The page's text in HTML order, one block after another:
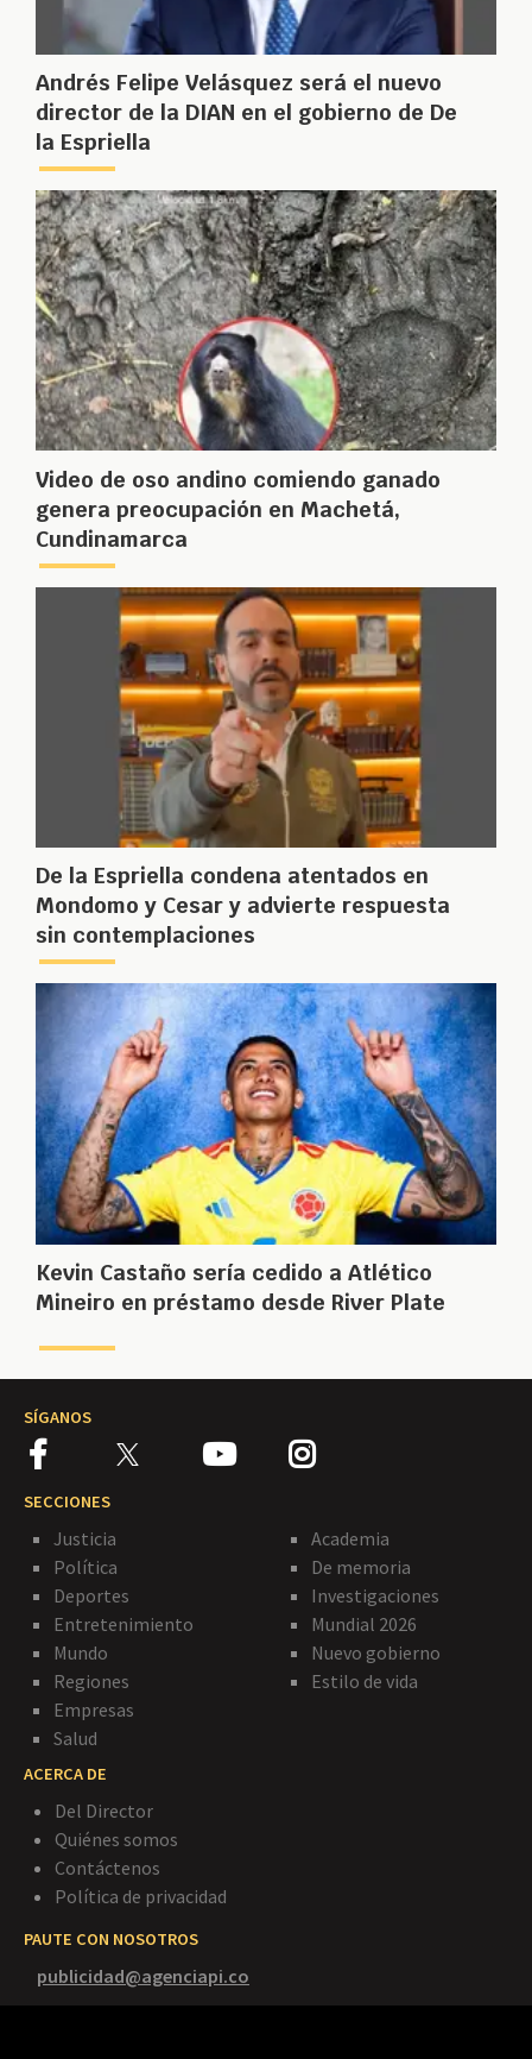
Andrés Felipe Velásquez será el nuevo
director de la DIAN en el gobierno de De
la Espriella
Video de oso andino comiendo ganado
genera preocupación en Machetá,
Cundinamarca
De la Espriella condena atentados en
Mondomo y Cesar y advierte respuesta
sin contemplaciones
Kevin Castaño sería cedido a Atlético
Mineiro en préstamo desde River Plate
SÍGANOS
SECCIONES
Justicia
Política
Deportes
Entretenimiento
Mundo
Regiones
Empresas
Salud
Academia
De memoria
Investigaciones
Mundial 2026
Nuevo gobierno
Estilo de vida
ACERCA DE
Del Director
Quiénes somos
Contáctenos
Política de privacidad
PAUTE CON NOSOTROS
publicidad@agenciapi.co